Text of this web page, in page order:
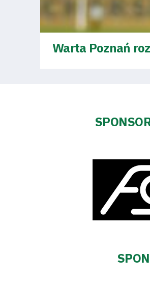
Sklep
Sponsorzy
prywatności
#WARTOpobrać
Warta Poznań